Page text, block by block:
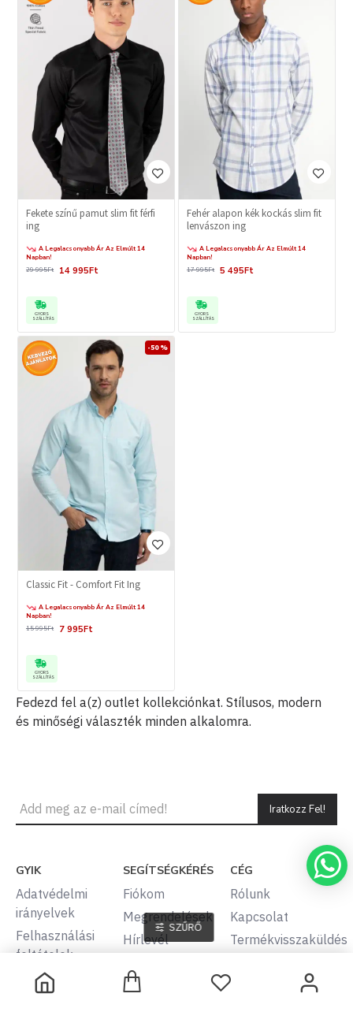
Fedezd fel a(z) outlet kollekciónkat. Stílusos, modern
és minőségi választék minden alkalomra.
Fekete színű pamut slim fit férfi
ing
A Legalacsonyabb Ár Az Elmúlt 14
Napban!
14 995Ft
29 995Ft
GYORS
SZÁLLÍTÁS
Fehér alapon kék kockás slim fit
lenvászon ing
A Legalacsonyabb Ár Az Elmúlt 14
Napban!
5 495Ft
17 995Ft
GYORS
SZÁLLÍTÁS
-50 %
Classic Fit - Comfort Fit Ing
A Legalacsonyabb Ár Az Elmúlt 14
Napban!
7 995Ft
15 995Ft
GYORS
SZÁLLÍTÁS
Iratkozz Fel!
GYIK
Adatvédelmi
irányelvek
Felhasználási
feltételek
SEGÍTSÉGKÉRÉS
Fiókom
Megrendelések
Hírlevél
CÉG
Rólunk
Kapcsolat
Termékvisszaküldés
Franchising
SZŰRŐ